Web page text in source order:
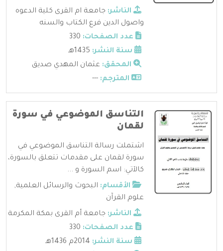
الناشر: جامعة ام القرى كلية الدعوه
واصول الدين فرع الكتاب والسنه
عدد الصفحات:
سنة النشر:
المحقق: عثمان المهدي صديق
المترجم: ---
التناسق الموضوعي في سورة
لقمان
اشتملت رسالة التناسق الموضوعي في
سورة لقمان على مقدمات تتعلق بالسورة،
كالآتي: اسم السورة و ...
الأقسام: البحوث والرسائل العلمية,
علوم القرآن
الناشر: جامعة أم القرى بمكة المكرمة
عدد الصفحات:
سنة النشر: